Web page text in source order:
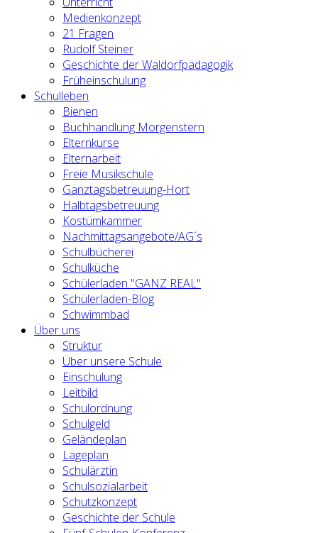
Medienkonzept
21 Fragen
Rudolf Steiner
Geschichte der Waldorfpädagogik
Früheinschulung
Schulleben
Bienen
Buchhandlung Morgenstern
Elternkurse
Elternarbeit
Freie Musikschule
Ganztagsbetreuung-Hort
Halbtagsbetreuung
Kostümkammer
Nachmittagsangebote/AG´s
Schulbücherei
Schulküche
Schülerladen "GANZ REAL"
Schülerladen-Blog
Schwimmbad
Über uns
Struktur
Über unsere Schule
Einschulung
Leitbild
Schulordnung
Schulgeld
Geländeplan
Lageplan
Schulärztin
Schulsozialarbeit
Schutzkonzept
Geschichte der Schule